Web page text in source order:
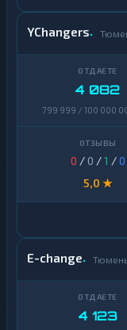
YChangers
4 082
799 999 / 100 000
0 / 0 /1 /0
5,0 ★
E-change
4 123